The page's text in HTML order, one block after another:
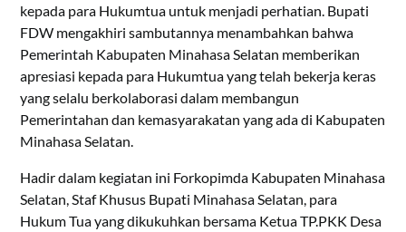
kepada para Hukumtua untuk menjadi perhatian. Bupati
FDW mengakhiri sambutannya menambahkan bahwa
Pemerintah Kabupaten Minahasa Selatan memberikan
apresiasi kepada para Hukumtua yang telah bekerja keras
yang selalu berkolaborasi dalam membangun
Pemerintahan dan kemasyarakatan yang ada di Kabupaten
Minahasa Selatan.
Hadir dalam kegiatan ini Forkopimda Kabupaten Minahasa
Selatan, Staf Khusus Bupati Minahasa Selatan, para
Hukum Tua yang dikukuhkan bersama Ketua TP.PKK Desa